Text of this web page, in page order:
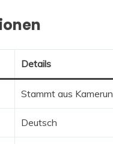
Details
Stammt aus Kamerun
Deutsch